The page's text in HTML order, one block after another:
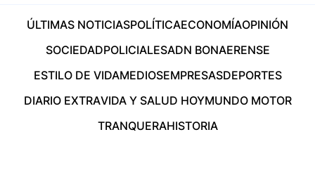
ÚLTIMAS NOTICIASPOLÍTICAECONOMÍAOPINIÓN
SOCIEDADPOLICIALESADN BONAERENSE
ESTILO DE VIDAMEDIOSEMPRESASDEPORTES
DIARIO EXTRAVIDA Y SALUD HOYMUNDO MOTOR
TRANQUERAHISTORIA